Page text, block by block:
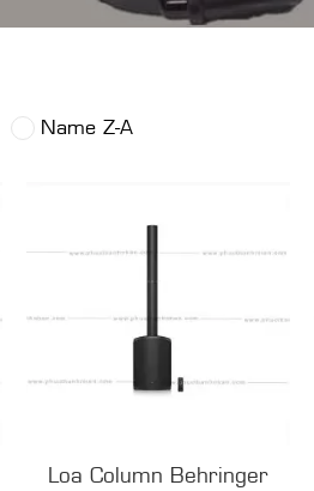
Name Z-A
Loa Column Behringer